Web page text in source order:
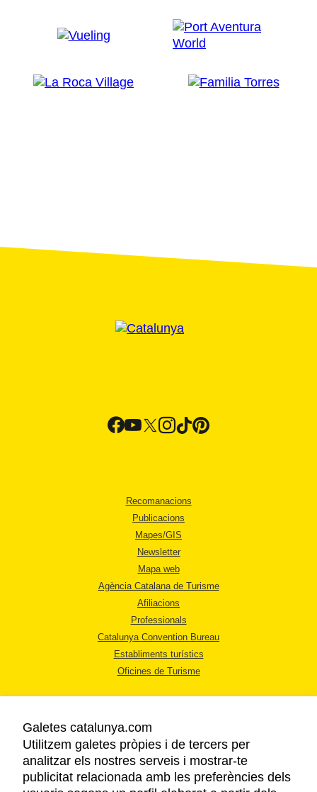
Recomanacions
Publicacions
Mapes/GIS
Newsletter
Mapa web
Agència Catalana de Turisme
Afiliacions
Professionals
Catalunya Convention Bureau
Establiments turístics
Oficines de Turisme
AVÍS LEGAL
POLÍTICA DE PRIVACITAT
Galetes catalunya.com
Utilitzem galetes pròpies i de tercers per
analitzar els nostres serveis i mostrar-te
publicitat relacionada amb les preferències dels